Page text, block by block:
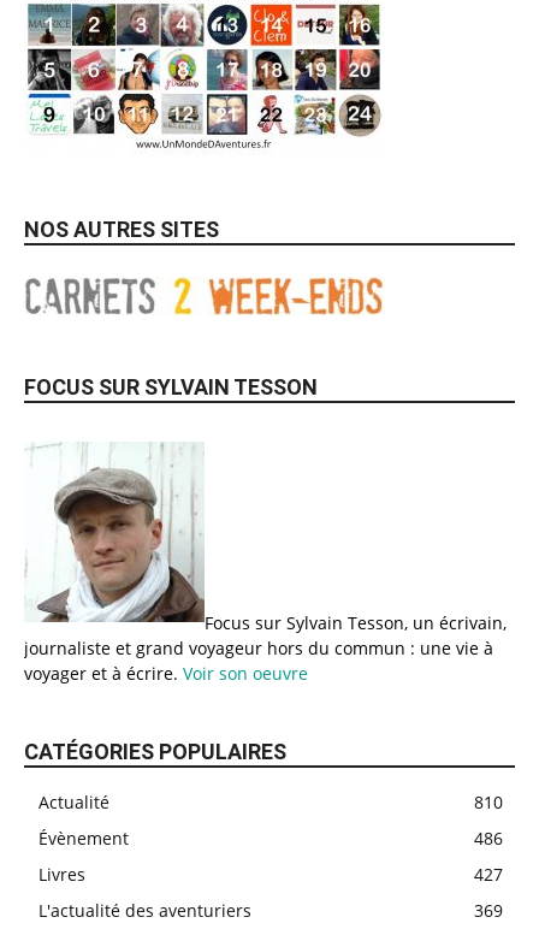
NOS AUTRES SITES
FOCUS SUR SYLVAIN TESSON
Focus sur Sylvain Tesson, un écrivain,
journaliste et grand voyageur hors du commun : une vie à
voyager et à écrire. Voir son oeuvre
CATÉGORIES POPULAIRES
Actualité
810
Évènement
486
Livres
427
L'actualité des aventuriers
369